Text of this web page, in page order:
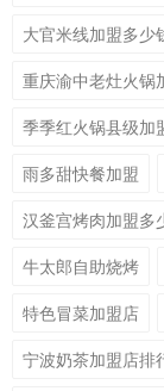
大官米线加盟多少
重庆渝中老灶火锅
季季红火锅县级加
雨多甜快餐加盟
汉釜宫烤肉加盟多
牛太郎自助烧烤
特色冒菜加盟店
宁波奶茶加盟店排